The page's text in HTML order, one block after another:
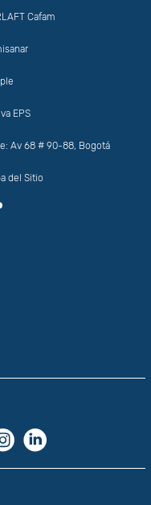
Cafam
EPS
Av 68 # 90-88, Bogotá
del Sitio